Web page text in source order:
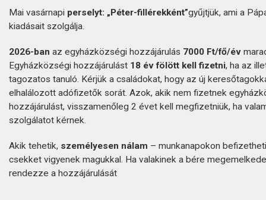
Mai vasárnapi perselyt: „Péter-fillérekként”gyűjtjük, ami a
kiadásait szolgálja.
2026-ban az egyházközségi hozzájárulás 7000 Ft/fő/év
Egyházközségi hozzájárulást 18 év fölött kell fizetni, ha az
tagozatos tanuló. Kérjük a családokat, hogy az új
elhalálozott adófizetők sorát. Azok, akik nem fizetnek
hozzájárulást, visszamenőleg 2 évet kell megfizetniük, ha
szolgálatot kérnek.
Akik tehetik, személyesen nálam – munkanapokon
csekket vigyenek magukkal. Ha valakinek a bére
rendezze a hozzájárulását